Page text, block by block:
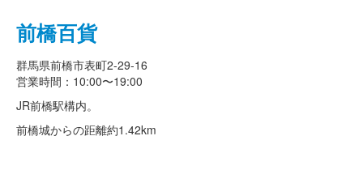
前橋百貨
群馬県前橋市表町2-29-16
営業時間：10:00〜19:00
JR前橋駅構内。
前橋城からの距離約1.42km